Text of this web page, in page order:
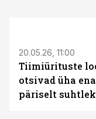
20.05.26, 11:00
Tiimiürituste
otsivad üha
päriselt